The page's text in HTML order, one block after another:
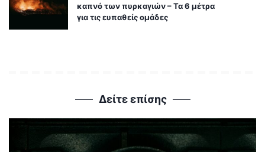
καπνό των πυρκαγιών – Τα 6 μέτρα
για τις ευπαθείς ομάδες
Δείτε επίσης